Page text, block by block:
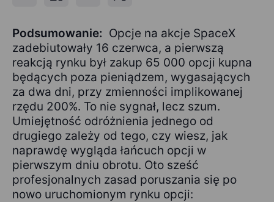
Podsumowanie: Opcje na akcje SpaceX
zadebiutowały 16 czerwca, a pierwszą
reakcją rynku był zakup 65 000 opcji kupna
będących poza pieniądzem, wygasających
za dwa dni, przy zmienności implikowanej
rzędu 200%. To nie sygnał, lecz szum.
Umiejętność odróżnienia jednego od
drugiego zależy od tego, czy wiesz, jak
naprawdę wygląda łańcuch opcji w
pierwszym dniu obrotu. Oto sześć
profesjonalnych zasad poruszania się po
nowo uruchomionym rynku opcji: